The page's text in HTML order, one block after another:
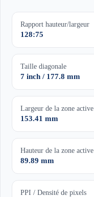
Rapport hauteur/largeur
128:75
Taille diagonale
7 inch / 177.8 mm
Largeur de la zone active
153.41 mm
Hauteur de la zone active
89.89 mm
PPI / Densité de pixels